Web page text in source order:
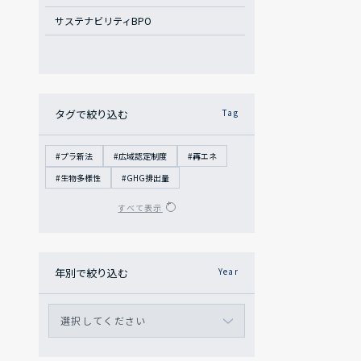
サステナビリティBPO
タグで絞り込む Tag
#プラ新法 #広域認定制度
#再エネ
#生物多様性
#GHG排出量
年別で絞り込む Year
選択してください